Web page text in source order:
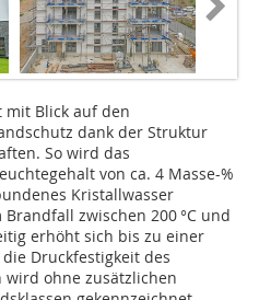
mit Blick auf den
dank der Struktur
So wird das
von ca. 4 Masse-%
Kristallwasser
zwischen 200 °C und
erhöht sich bis zu einer
Druckfestigkeit des
wird ohne zusätzlichen